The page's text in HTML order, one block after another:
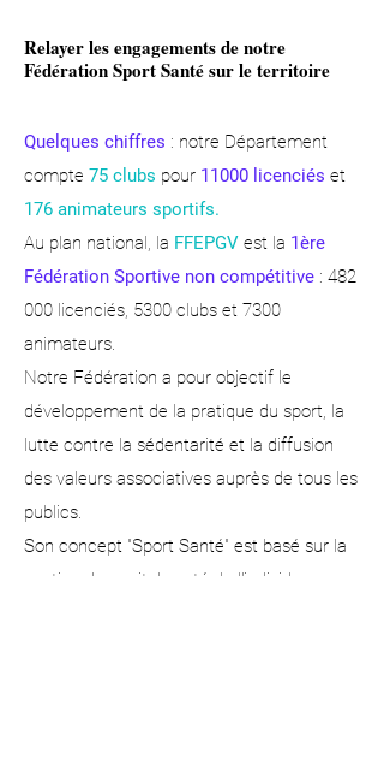
Relayer les engagements de notre
Fédération Sport Santé sur le territoire
Quelques chiffres : notre Département
compte 75 clubs pour 11000 licenciés et
176 animateurs sportifs.
Au plan national, la FFEPGV est la 1ère
Fédération Sportive non compétitive : 482
000 licenciés, 5300 clubs et 7300
animateurs.
Notre Fédération a pour objectif le
développement de la pratique du sport, la
lutte contre la sédentarité et la diffusion
des valeurs associatives auprès de tous les
publics.
Son concept "Sport Santé" est basé sur la
gestion du capital santé de l'individu par